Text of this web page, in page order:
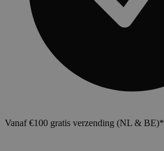
Vanaf €100 gratis verzending (NL & BE)*